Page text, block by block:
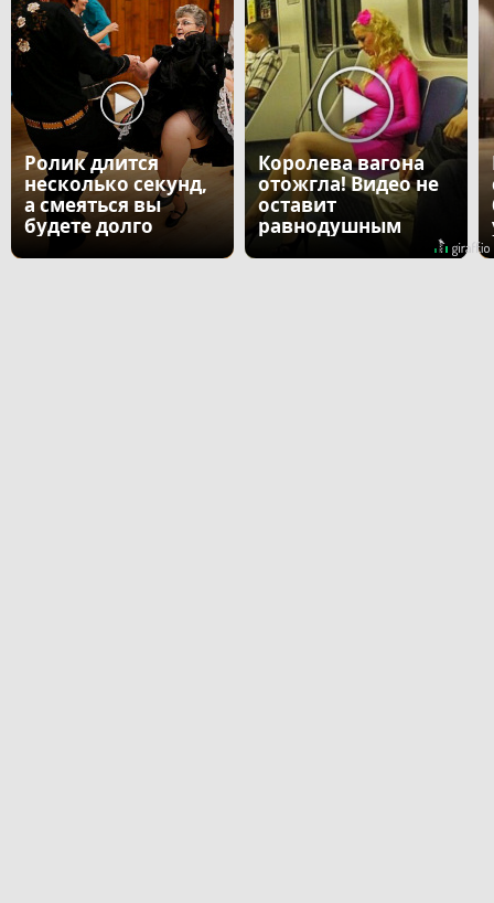
Ролик длится
несколько секунд,
а смеяться вы
будете долго
Королева вагона
отожгла! Видео не
оставит
равнодушным